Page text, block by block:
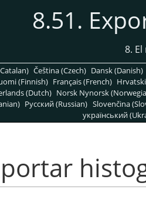
8.51.
8.
Čeština (Czech) Dansk (Danish)
(Finnish) Français (French)
(Dutch) Norsk Nynorsk
Pусский (Russian) Slovenčina
український